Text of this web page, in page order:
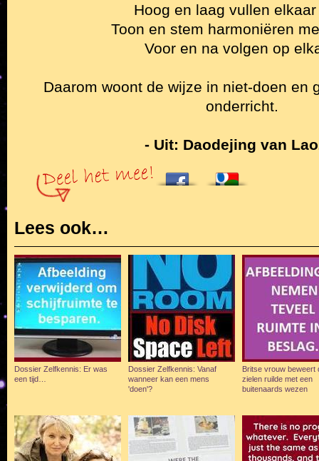
Hoog en laag vullen
Toon en stem harmoniëren
Voor en na volgen op
Daarom woont de wijze in niet-doen en
onderricht.
- Uit: Daodejing van
Lees ook…
Dossier Zelfkennis: Er was
een tijd…
Dossier Zelfkennis: Vanaf
wanneer kan een mens
'doen'?
Britse vrouw beweert
zielen ruilde met een
buitenaards wezen